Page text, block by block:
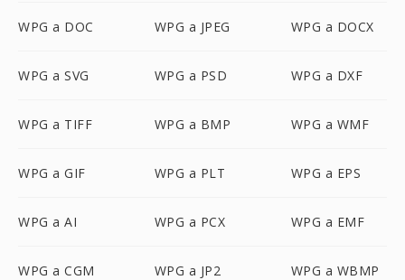
WPG a DOC WPG a JPEG WPG a DOCX
WPG a SVG WPG a PSD WPG a DXF
WPG a TIFF WPG a BMP WPG a WMF
WPG a GIF WPG a PLT WPG a EPS
WPG a AI WPG a PCX WPG a EMF
WPG a CGM WPG a JP2 WPG a WBMP